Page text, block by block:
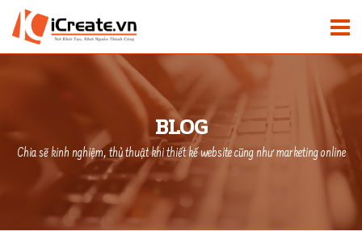
BLOG
Chia sẽ kinh nghiệm, thủ thuật khi thiết kế website cũng như marketing online